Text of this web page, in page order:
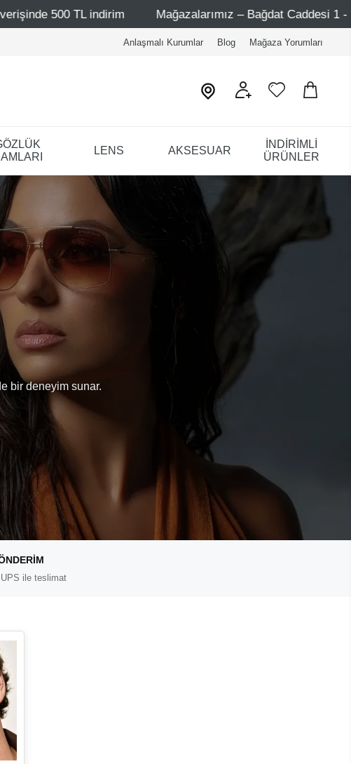
Mağazalarımız – Bağdat Caddesi 1 - Bağdat Caddesi 2 -
Anlaşmalı Kurumlar Blog Mağaza Yorumları
LENS AKSESUAR
İNDİRİMLİ
ÜRÜNLER
bir deneyim sunar.
ile teslimat